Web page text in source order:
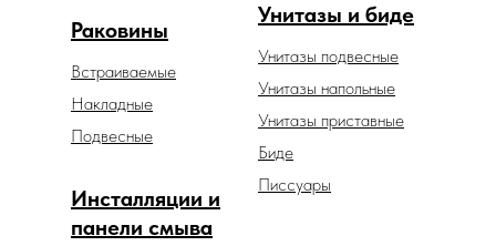
Унитазы и биде
Унитазы подвесные
Унитазы напольные
Унитазы приставные
Раковины
Встраиваемые
Накладные
Подвесные
Биде
Инсталляции и
панели смыва
Писсуары